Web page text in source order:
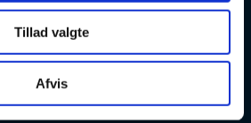
Tillad valgte
Afvis